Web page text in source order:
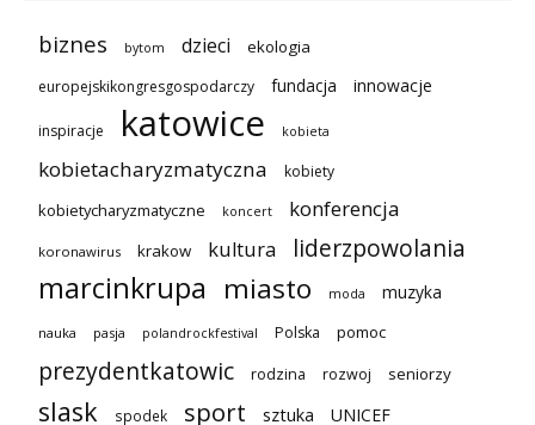
biznes bytom dzieci ekologia
europejskikongresgospodarczy fundacja innowacje
inspiracje katowice kobieta
kobietacharyzmatyczna kobiety
kobietycharyzmatyczne koncert konferencja
koronawirus krakow kultura liderzpowolania
marcinkrupa miasto moda muzyka
nauka pasja polandrockfestival Polska pomoc
prezydentkatowic rodzina rozwoj seniorzy
slask spodek sport sztuka UNICEF